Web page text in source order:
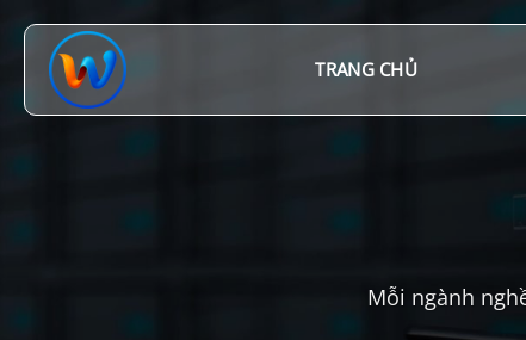
đến
TRANG CHỦ
Mỗi ngành